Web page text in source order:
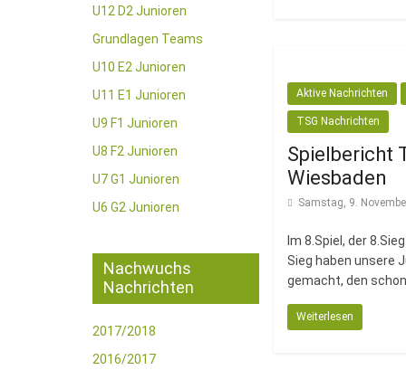
Aktive Nachrichten
TSG Nachrichten
Spielbericht
Wiesbaden
Samstag, 9.
Im 8.Spiel, der
Sieg haben unsere
gemacht, den
Weiterlesen
U12 D2 Junioren
Grundlagen Teams
U10 E2 Junioren
U11 E1 Junioren
U9 F1 Junioren
U8 F2 Junioren
U7 G1 Junioren
U6 G2 Junioren
Nachwuchs
Nachrichten
2017/2018
2016/2017